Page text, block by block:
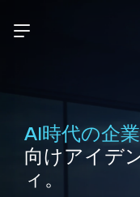
AI時代の企業
向けアイデ
ィ。